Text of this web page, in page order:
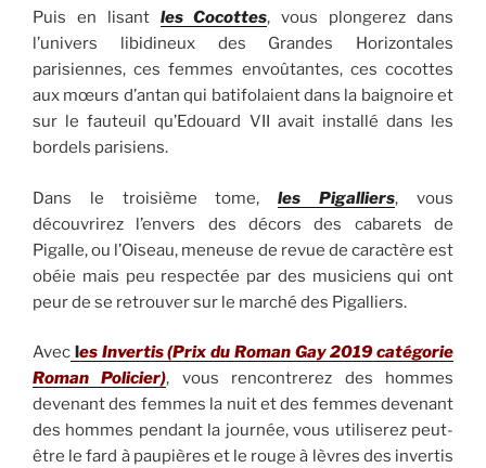
Puis en lisant les Cocottes, vous plongerez dans
l’univers libidineux des Grandes Horizontales
parisiennes, ces femmes envoûtantes, ces cocottes
aux mœurs d’antan qui batifolaient dans la baignoire et
sur le fauteuil qu’Edouard VII avait installé dans les
bordels parisiens.
Dans le troisième tome,les Pigalliers, vous
découvrirez l’envers des décors des cabarets de
Pigalle, ou l’Oiseau, meneuse de revue de caractère est
obéie mais peu respectée par des musiciens qui ont
peur de se retrouver sur le marché des Pigalliers.
Avec es Invertis (Prix du Roman Gay 2019 catégorie
Roman Policier), vous rencontrerez des hommes
devenant des femmes la nuit et des femmes devenant
des hommes pendant la journée, vous utiliserez peut-
être le fard à paupières et le rouge à lèvres des invertis